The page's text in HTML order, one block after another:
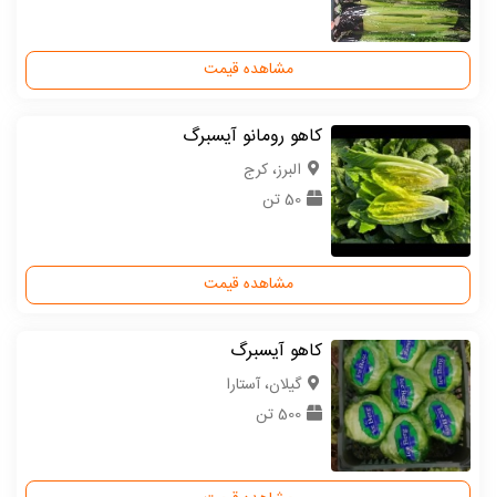
مشاهده قیمت
کاهو رومانو آیسبرگ
البرز، کرج
50 تن
مشاهده قیمت
کاهو آیسبرگ
گیلان، آستارا
500 تن